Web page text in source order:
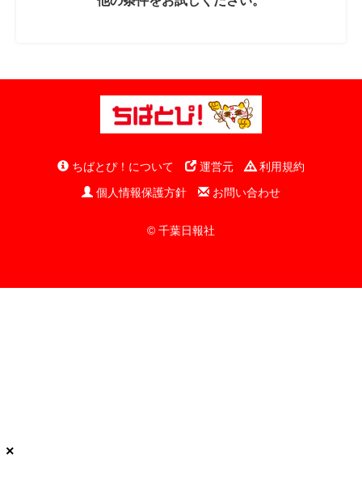
ちばとぴ！について 運営元
利用規約
個人情報保護方針
お問い合わせ
© 千葉日報社
×